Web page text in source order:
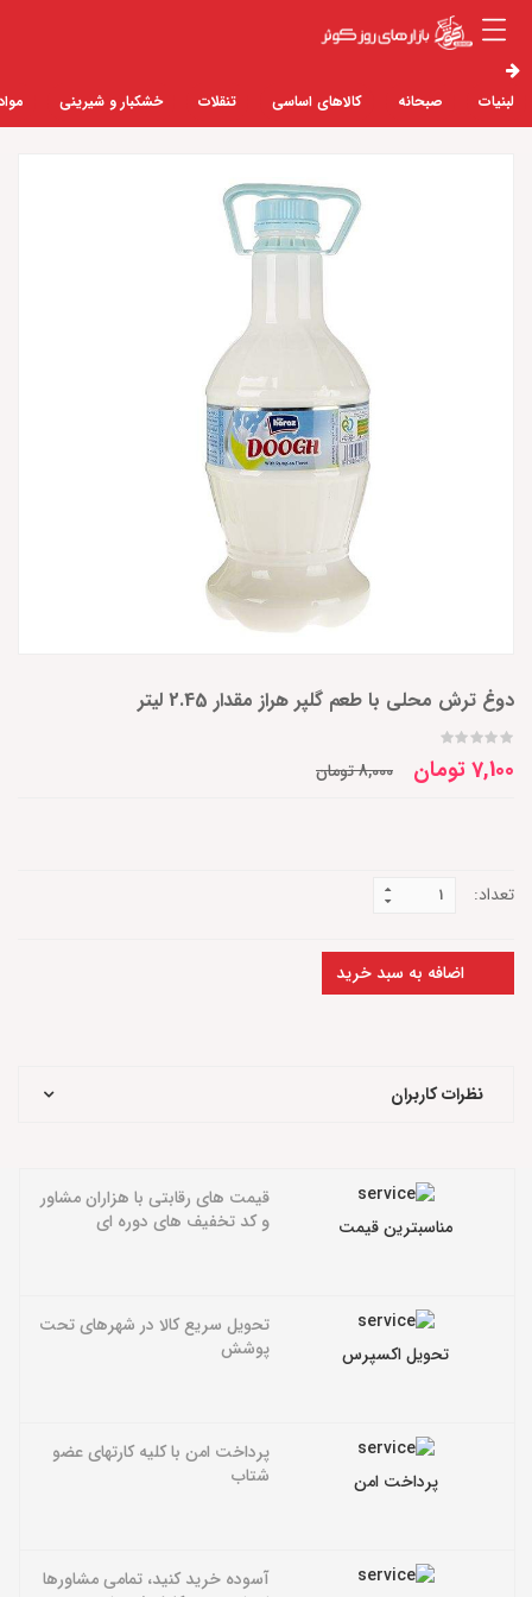
لبنیات صبحانه کالاهای اساسی تنقلات خشکبار و شیرینی
دوغ ترش محلی با طعم گلپر هراز مقدار 2.45 لیتر
7,100 تومان 8,000 تومان
تعداد:
اضافه به سبد خرید
نظرات کاربران
مناسبترین قیمت
قیمت های رقابتی با هزاران مشاور
و کد تخفیف های دوره ای
تحویل اکسپرس
تحویل سریع کالا در شهرهای تحت
پوشش
پرداخت امن
پرداخت امن با کلیه کارتهای عضو
شتاب
آسوده خرید کنید، تمامی مشاورها